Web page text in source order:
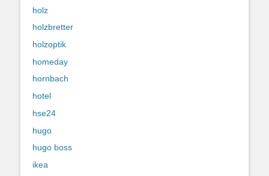
holz
holzbretter
holzoptik
homeday
hornbach
hotel
hse24
hugo
hugo boss
ikea